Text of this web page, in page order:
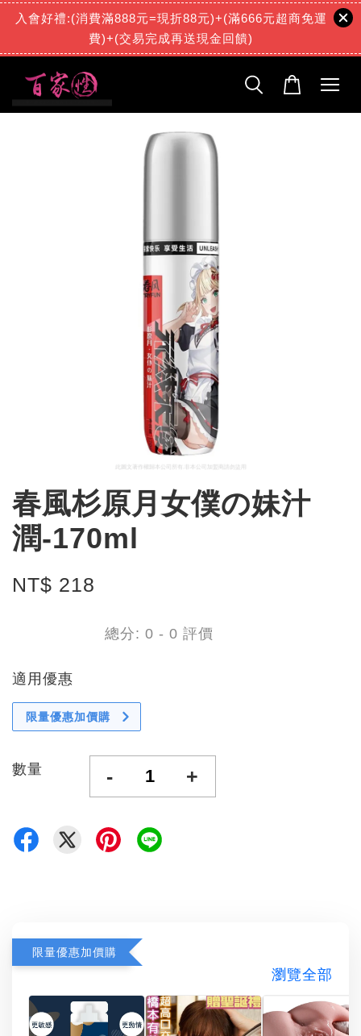
入會好禮:(消費滿888元=現折88元)+(滿666元超商免運
費)+(交易完成再送現金回饋)
春風杉原月女僕の妹汁
潤-170ml
NT$ 218
總分: 0 - 0 評價
適用優惠
限量優惠加價購
數量 - +
限量優惠加價購
瀏覽全部